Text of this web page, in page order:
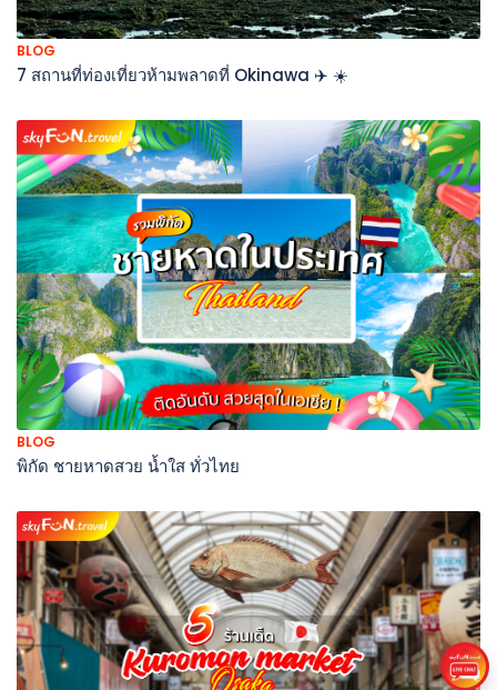
BLOG
7 สถานที่ท่องเที่ยวห้ามพลาดที่ Okinawa ✈️ ☀️
BLOG
พิกัด ชายหาดสวย น้ำใส ทั่วไทย